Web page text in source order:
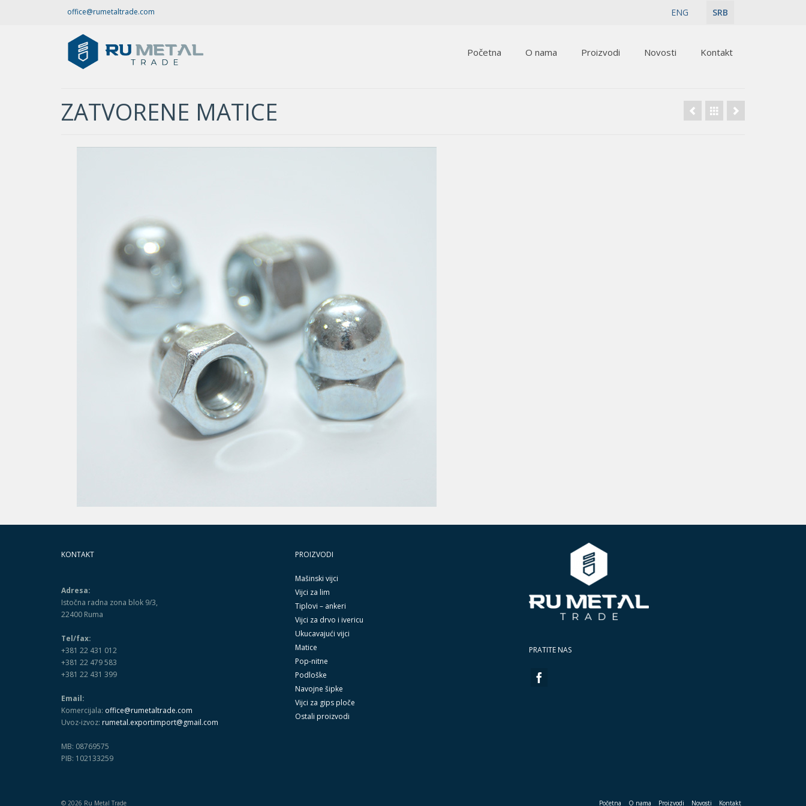
office@rumetaltrade.com ENG SRB
Početna O nama Proizvodi Novosti Kontakt
ZATVORENE MATICE
KONTAKT
Adresa:
Istočna radna zona blok 9/3,
22400 Ruma
Tel/fax:
+381 22 431 012
+381 22 479 583
+381 22 431 399
Email:
Komercijala: office@rumetaltrade.com
Uvoz-izvoz: rumetal.exportimport@gmail.com
MB: 08769575
PIB: 102133259
PROIZVODI
Mašinski vijci
Vijci za lim
Tiplovi – ankeri
Vijci za drvo i ivericu
Ukucavajući vijci
Matice
Pop-nitne
Podloške
Navojne šipke
Vijci za gips ploče
Ostali proizvodi
PRATITE NAS
Početna O nama Proizvodi Novosti Kontakt
© 2026 Ru Metal Trade